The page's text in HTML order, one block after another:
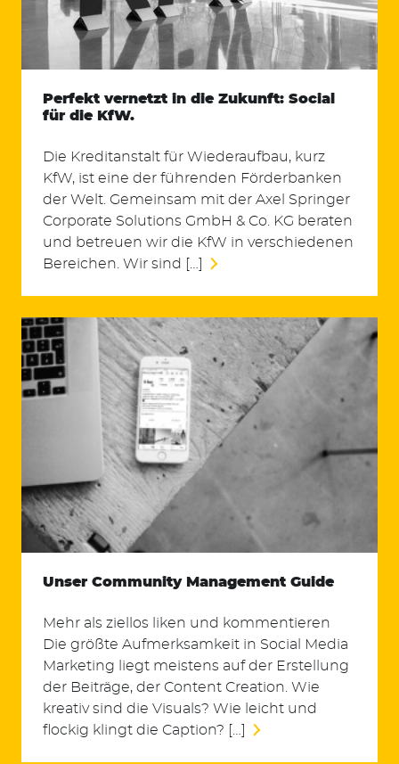
Suchen
nach:
Perfekt vernetzt in die Zukunft: Social
für die KfW.
Die Kreditanstalt für Wiederaufbau, kurz
KfW, ist eine der führenden Förderbanken
der Welt. Gemeinsam mit der Axel Springer
Corporate Solutions GmbH & Co. KG beraten
und betreuen wir die KfW in verschiedenen
Bereichen. Wir sind […]
Unser Community Management Guide
Mehr als ziellos liken und kommentieren
Die größte Aufmerksamkeit in Social Media
Marketing liegt meistens auf der Erstellung
der Beiträge, der Content Creation. Wie
kreativ sind die Visuals? Wie leicht und
flockig klingt die Caption? […]